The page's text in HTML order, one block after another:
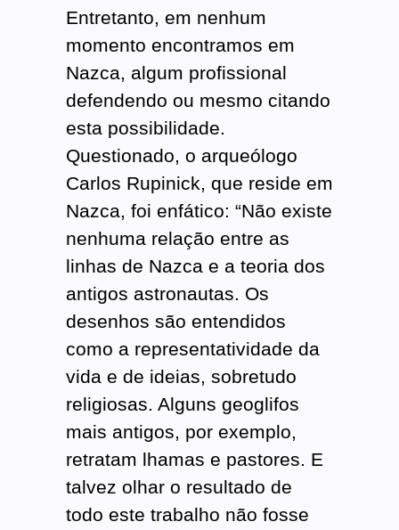
Entretanto, em nenhum
momento encontramos em
Nazca, algum profissional
defendendo ou mesmo citando
esta possibilidade.
Questionado, o arqueólogo
Carlos Rupinick, que reside em
Nazca, foi enfático: “Não existe
nenhuma relação entre as
linhas de Nazca e a teoria dos
antigos astronautas. Os
desenhos são entendidos
como a representatividade da
vida e de ideias, sobretudo
religiosas. Alguns geoglifos
mais antigos, por exemplo,
retratam lhamas e pastores. E
talvez olhar o resultado de
todo este trabalho não fosse